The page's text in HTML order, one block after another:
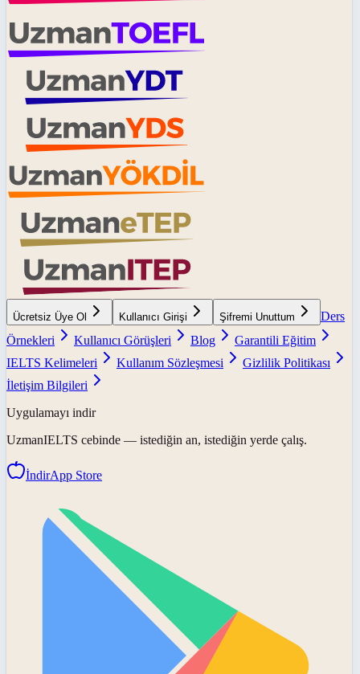
Ücretsiz Üye Ol Kullanıcı Girişi Şifremi Unuttum
Ders
Örnekleri
Kullanıcı Görüşleri Blog
Garantili Eğitim
IELTS Kelimeleri
Kullanım Sözleşmesi
Gizlilik Politikası
İletişim Bilgileri
Uygulamayı indir
UzmanIELTS cebinde — istediğin an, istediğin yerde çalış.
İndirApp Store